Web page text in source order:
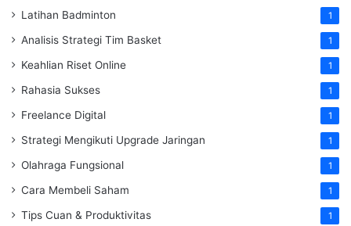
Latihan Badminton 1
Analisis Strategi Tim Basket 1
Keahlian Riset Online 1
Rahasia Sukses 1
Freelance Digital 1
Strategi Mengikuti Upgrade Jaringan 1
Olahraga Fungsional 1
Cara Membeli Saham 1
Tips Cuan & Produktivitas 1